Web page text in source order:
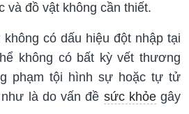
và đồ vật không cần thiết.
có dấu hiệu đột nhập tại
không có bất kỳ vết thương
phạm tội hình sự hoặc tự tử
là do vấn đề sức khỏegây